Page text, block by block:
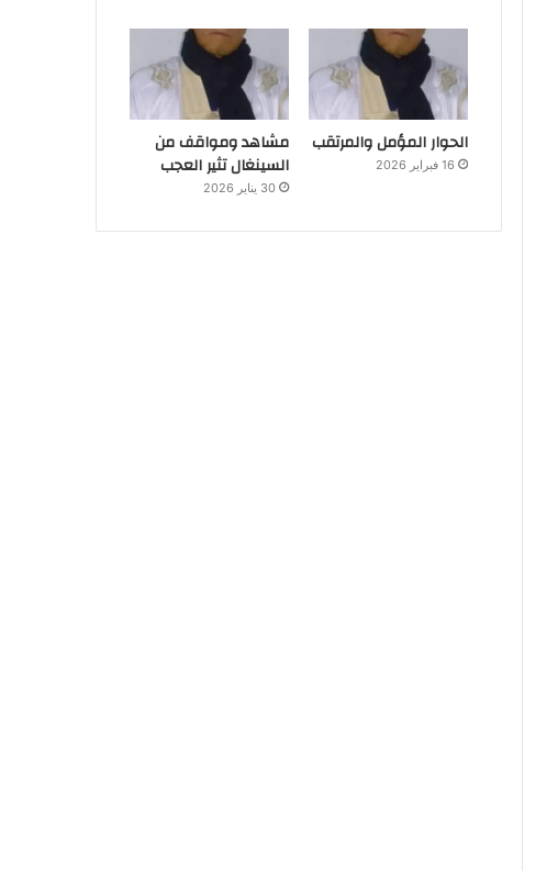
الحوار المؤمل والمرتقب
16 فبراير 2026
مشاهد ومواقف من
السينغال تثير العجب
30 يناير 2026